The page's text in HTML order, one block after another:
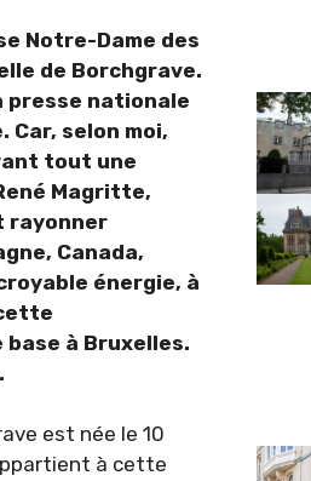
Notre-Dame des
de Borchgrave.
presse nationale
Car, selon moi,
tout une
Magritte,
rayonner
Canada,
énergie, à
à Bruxelles.
est née le 10
à cette